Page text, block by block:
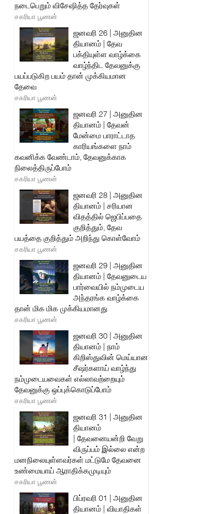
நடைபெறும் விசேஷித்த தேர்வுகள்
சகரியா பூணன்
ஜனவரி 26 | அனுதின
தியானம் | தேவ
பக்தியுள்ள வாழ்க்கை
வாழ்ந்திட தேவனுக்கு
பயப்படுகிற பயம் தான் முக்கியமான
தேவை
சகரியா பூணன்
ஜனவரி 27 | அனுதின
தியானம் | தேவன்
மேன்மை பாராட்டாத
காரியங்களை நாம்
கவனிக்க வேண்டாம், தேவனுக்காக
நிலைத்திருப்போம்
சகரியா பூணன்
ஜனவரி 28 | அனுதின
தியானம் | சரியான
விதத்தில் ஜெபிப்பதை
குறித்தும், தேவ
பயத்தை குறித்தும் அறிந்து கொள்வோம்
சகரியா பூணன்
ஜனவரி 29 | அனுதின
தியானம் | தேவனுடைய
பார்வையில் நம்முடைய
அந்தரங்க வாழ்க்கை
தான் மிக மிக முக்கியமானது
சகரியா பூணன்
ஜனவரி 30 | அனுதின
தியானம் | நாம்
கிறிஸ்துவின் மெய்யான
சீஷர்களாய் வாழ்ந்து
நம்முடையவைகள் எல்லாவற்றையும்
தேவனுக்கு ஒப்புக்கொடுப்போம்
சகரியா பூணன்
ஜனவரி 31 | அனுதின
தியானம்
| தேவனையன்றி வேறு
விருப்பம் இல்லை என்ற
மனநிலையுள்ளவர்கள் மட்டுமே தேவனை
உண்மையாய் ஆராதிக்கமுடியும்
சகரியா பூணன்
பிப்ரவரி 01 | அனுதின
தியானம் | வியாதிகள்